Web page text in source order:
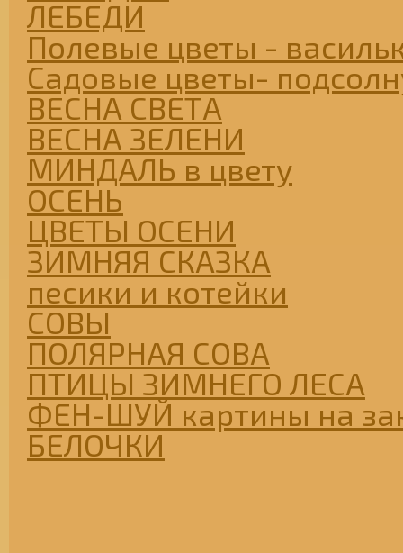
ЛЕБЕДИ
Полевые цветы -
Садовые цветы-
ВЕСНА СВЕТА
ВЕСНА ЗЕЛЕНИ
МИНДАЛЬ в цвету
ОСЕНЬ
ЦВЕТЫ ОСЕНИ
ЗИМНЯЯ СКАЗКА
песики и котейки
СОВЫ
ПОЛЯРНАЯ СОВА
ПТИЦЫ ЗИМНЕГО ЛЕСА
ФЕН-ШУЙ картины на
БЕЛОЧКИ